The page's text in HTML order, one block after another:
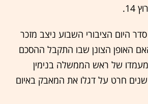
היום הציבורי השבוע ניצב מזכר
האופן הצונן שבו התקבל ההסכם
של ראש הממשלה בנימין
חרט על דגלו את המאבק באיום